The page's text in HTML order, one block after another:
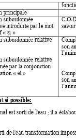
principale
subordonnée
introduite par le mot
« si »
subordonnée relative
subordonnée relative
par la conjonction
« et »
son
son
si possible:
est sorti de l'eau ; il a
de l'eau transformation